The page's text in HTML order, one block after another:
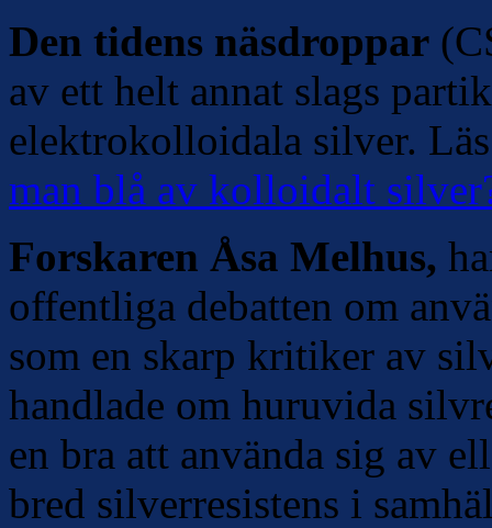
Den tidens näsdroppar
av ett helt annat slags
elektrokolloidala silver.
man blå av kolloidalt
Forskaren Åsa Melhus,
offentliga debatten om
som en skarp kritiker av
handlade om huruvida
en bra att använda sig av
bred silverresistens i